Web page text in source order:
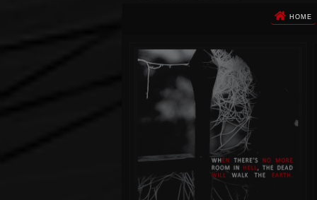
HOME
Die Apokalypse. Das ist das Wort,
das Ihnen in den Sinn kommt, als
Sie auf dem Boden aufwachen, Ihr
Körper schmerzt und Ihr Geist
wird von alptraumhaften
Erinnerungen überflutet. Vor
wenigen Augenblicken hatten Sie
noch ein ruhiges Leben geführt.
Dann begann die Erde unter Ihren
Füßen zu beben. Um Sie herum
stürzte alles ein. Die Berge
zerbrachen. Die Städte waren
nicht mehr. Die Ozeane